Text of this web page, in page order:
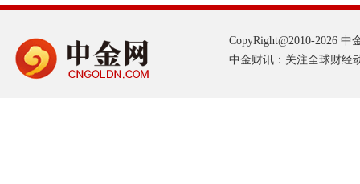
CopyRight@2010-2026 中
中金财讯：关注全球财经